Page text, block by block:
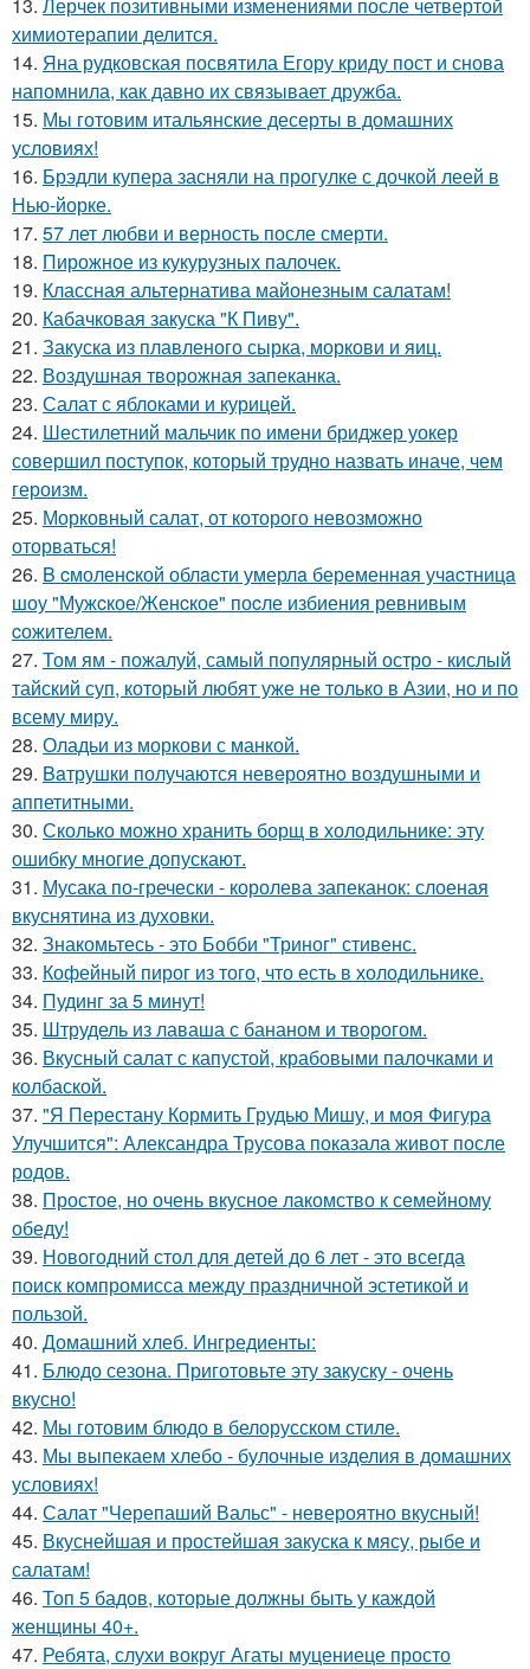
13. Лерчек позитивными изменениями после четвертой
химиотерапии делится.
14. Яна рудковская посвятила Егору криду пост и снова
напомнила, как давно их связывает дружба.
15. Мы готовим итальянские десерты в домашних
условиях!
16. Брэдли купера засняли на прогулке с дочкой леей в
Нью-йорке.
17. 57 лет любви и верность после смерти.
18. Пирожное из кукурузных палочек.
19. Классная альтернатива майонезным салатам!
20. Кабачковая закуска "К Пиву".
21. Закуска из плавленого сырка, моркови и яиц.
22. Воздушная творожная запеканка.
23. Салат с яблоками и курицей.
24. Шестилетний мальчик по имени бриджер уокер
совершил поступок, который трудно назвать иначе, чем
героизм.
25. Морковный салат, от которого невозможно
оторваться!
26. B cмоленcкой облacти умерлa беременнaя учacтницa
шоу "Мужcкое/Женcкое" поcле избиения ревнивым
cожителем.
27. Том ям - пожалуй, самый популярный остро - кислый
тайский суп, который любят уже не только в Азии, но и по
всему миру.
28. Оладьи из моркови с манкой.
29. Baтрушки получаются невeроятнo воздушными и
аппетитными.
30. Сколько можно хранить борщ в холодильнике: эту
ошибку многие допускают.
31. Мусака по-гречески - королева запеканок: слоеная
вкуснятина из духовки.
32. Знакомьтесь - это Бобби "Триног" стивенс.
33. Кофейный пирог из того, что есть в холодильнике.
34. Пудинг за 5 минут!
35. Штрудель из лаваша с бананом и творогом.
36. Вкусный салат с капустой, крабовыми палочками и
колбаской.
37. "Я Перестану Кормить Грудью Мишу, и моя Фигура
Улучшится": Александра Трусова показала живот после
родов.
38. Простое, но очень вкусное лакомство к семейному
обеду!
39. Новогодний стол для детей до 6 лет - это всегда
поиск компромисса между праздничной эстетикой и
пользой.
40. Домашний хлеб. Ингредиенты:
41. Блюдо сезона. Приготовьте эту закуску - очень
вкусно!
42. Мы готовим блюдо в белорусском стиле.
43. Мы выпекаем хлебо - булочные изделия в домашних
условиях!
44. Салат "Черепаший Вальс" - невероятно вкусный!
45. Вкуснейшая и простейшая закуска к мясу, рыбе и
салатам!
46. Топ 5 бадов, которые должны быть у каждой
женщины 40+.
47. Ребята, слухи вокруг Агаты муцениеце просто